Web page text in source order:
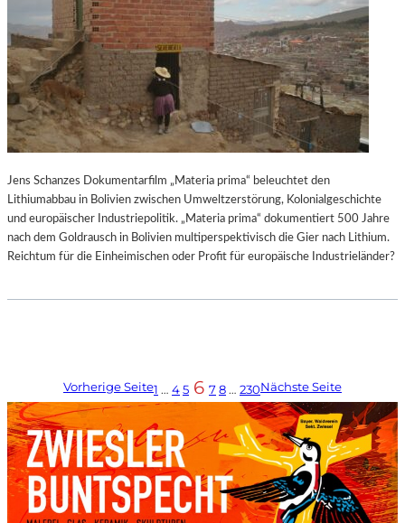
Jens Schanzes Dokumentarfilm „Materia prima“ beleuchtet den
Lithiumabbau in Bolivien zwischen Umweltzerstörung, Kolonialgeschichte
und europäischer Industriepolitik. „Materia prima“ dokumentiert 500 Jahre
nach dem Goldrausch in Bolivien multiperspektivisch die Gier nach Lithium.
Reichtum für die Einheimischen oder Profit für europäische Industrieländer?
Vorherige Seite1 … 45 6 78 … 230Nächste Seite